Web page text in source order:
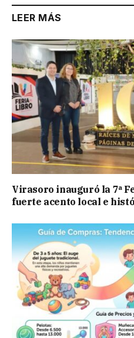
LEER MÁS
Virasoro inauguró la 7ª
fuerte acento local e